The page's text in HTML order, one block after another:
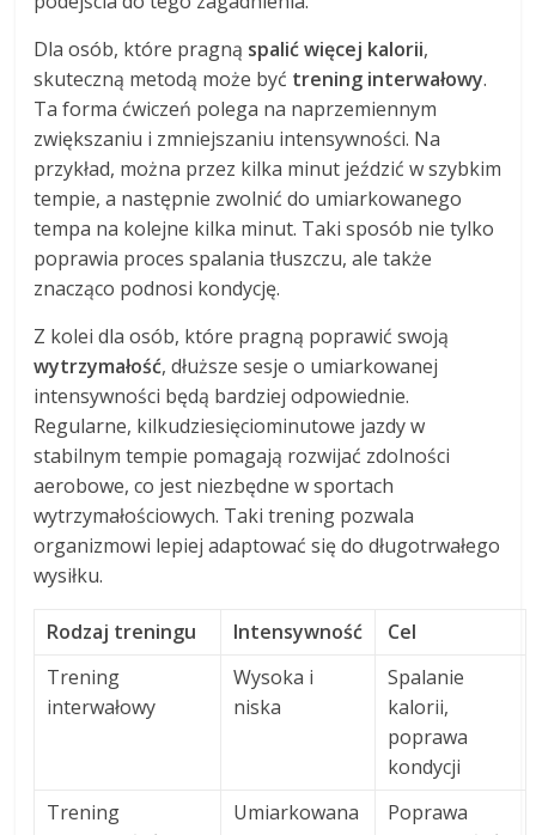
Dla osób, które pragną spalić więcej kalorii,
skuteczną metodą może być trening interwałowy.
Ta forma ćwiczeń polega na naprzemiennym
zwiększaniu i zmniejszaniu intensywności. Na
przykład, można przez kilka minut jeździć w szybkim
tempie, a następnie zwolnić do umiarkowanego
tempa na kolejne kilka minut. Taki sposób nie tylko
poprawia proces spalania tłuszczu, ale także
znacząco podnosi kondycję.
Z kolei dla osób, które pragną poprawić swoją
wytrzymałość, dłuższe sesje o umiarkowanej
intensywności będą bardziej odpowiednie.
Regularne, kilkudziesięciominutowe jazdy w
stabilnym tempie pomagają rozwijać zdolności
aerobowe, co jest niezbędne w sportach
wytrzymałościowych. Taki trening pozwala
organizmowi lepiej adaptować się do długotrwałego
wysiłku.
Rodzaj treningu Intensywność
Cel
Trening
interwałowy
Wysoka i
niska
Spalanie
kalorii,
poprawa
kondycji
Trening
Umiarkowana
Poprawa